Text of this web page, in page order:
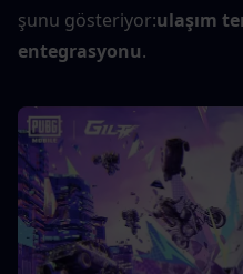
şunu gösteriyor:ulaşım
entegrasyonu.